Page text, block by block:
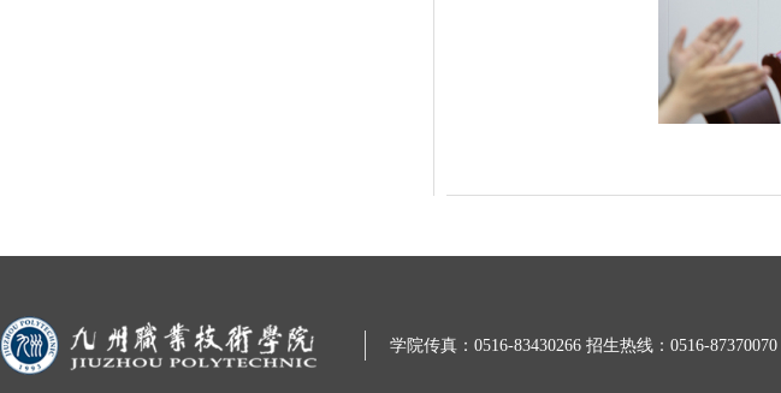
学院传真：0516-83430266 招生热线：0516-87370070